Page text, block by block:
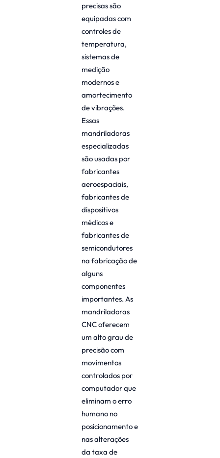
precisas são
equipadas com
controles de
temperatura,
sistemas de
medição
modernos e
amortecimento
de vibrações.
Essas
mandriladoras
especializadas
são usadas por
fabricantes
aeroespaciais,
fabricantes de
dispositivos
médicos e
fabricantes de
semicondutores
na fabricação de
alguns
componentes
importantes. As
mandriladoras
CNC oferecem
um alto grau de
precisão com
movimentos
controlados por
computador que
eliminam o erro
humano no
posicionamento e
nas alterações
da taxa de